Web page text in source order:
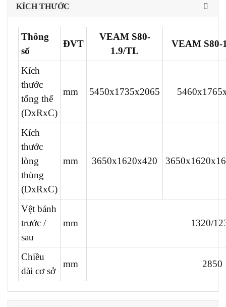
KÍCH THƯỚC
Thông
số
ĐVT
VEAM S80-
1.9/TL
VEAM S80-
Kích
thước
tổng thể
(DxRxC)
mm 5450x1735x2065
Kích
thước
lòng
thùng
(DxRxC)
mm 3650x1620x420
Vệt bánh
trước /
sau
mm 1320/
Chiều
dài cơ sở
mm 2850